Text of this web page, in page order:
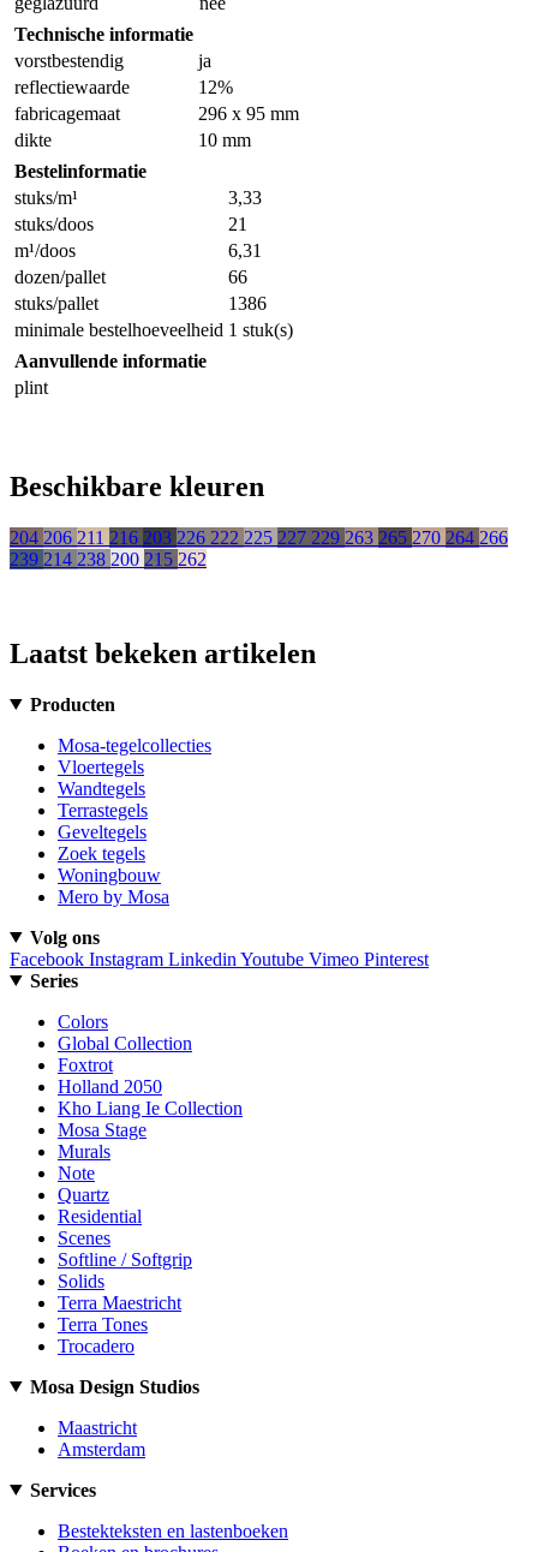
Technische informatie
vorstbestendig
ja
reflectiewaarde
12%
fabricagemaat
296 x 95 mm
dikte
10 mm
Bestelinformatie
stuks/m¹
3,33
stuks/doos
21
m¹/doos
6,31
dozen/pallet
66
stuks/pallet
1386
minimale bestelhoeveelheid 1 stuk(s)
Aanvullende informatie
plint
Beschikbare kleuren
204 206 211 216 203 226 222 225 227 229 263 265 270 264 266
239 214 238 200 215 262
Laatst bekeken artikelen
Producten
Mosa-tegelcollecties
Vloertegels
Wandtegels
Terrastegels
Geveltegels
Zoek tegels
Woningbouw
Mero by Mosa
Volg ons
Facebook Instagram Linkedin Youtube Vimeo Pinterest
Series
Colors
Global Collection
Foxtrot
Holland 2050
Kho Liang Ie Collection
Mosa Stage
Murals
Note
Quartz
Residential
Scenes
Softline / Softgrip
Solids
Terra Maestricht
Terra Tones
Trocadero
Mosa Design Studios
Maastricht
Amsterdam
Services
Bestekteksten en lastenboeken